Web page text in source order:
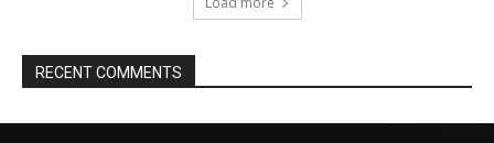
RECENT COMMENTS